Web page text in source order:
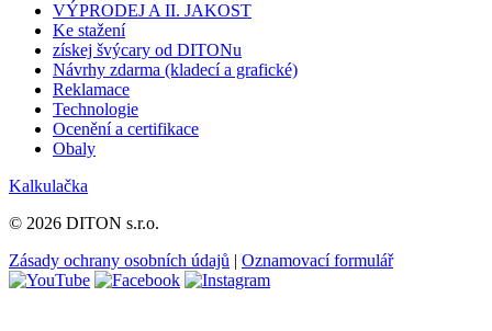
VÝPRODEJ A II. JAKOST
Ke stažení
získej švýcary od DITONu
Návrhy zdarma (kladecí a grafické)
Reklamace
Technologie
Ocenění a certifikace
Obaly
Kalkulačka
© 2026 DITON s.r.o.
Zásady ochrany osobních údajů | Oznamovací formulář